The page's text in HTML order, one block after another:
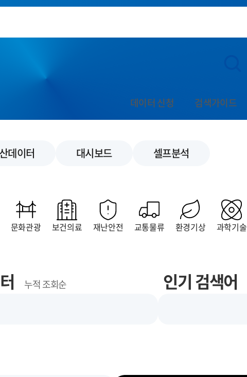
데이터 신청 검색가이드
데이터 대시보드 셀프분석
문화관광 보건의료 재난안전 교통물류 환경기상 과학기술
누적 조회순 인기 검색어